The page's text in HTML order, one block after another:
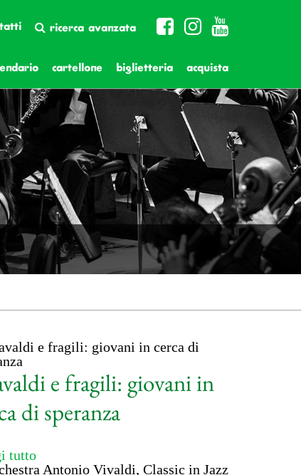
ricerca avanzata
cartellone biglietteria acquista
e fragili: giovani in
di speranza
tutto